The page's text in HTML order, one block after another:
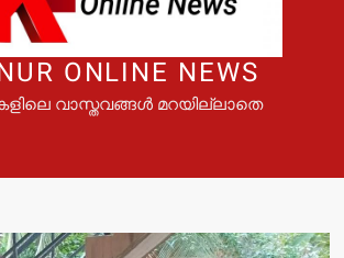
ONLINE NEWS
വാസ്തവങ്ങൾ മറയില്ലാതെ